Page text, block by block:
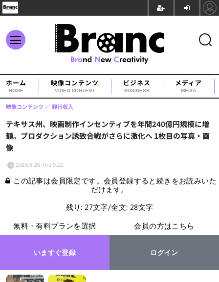
ホーム
HOME
映像コンテンツ
VIDEO CONTENT
ビジネス
BUSINESS
メディア
MEDIA
テキサス州、映画制作インセンティブを年間240億円規模に増
額。プロダクション誘致合戦がさらに激化へ 1枚目の写真・画
像
映像コンテンツ 興行収入
2025.6.26 Thu 9:22
この記事は会員限定です。会員登録すると続きをお読みいた
だけます。
残り: 27文字/全文: 28文字
無料・有料プランを選択
いますぐ登録
会員の方はこちら
ログイン